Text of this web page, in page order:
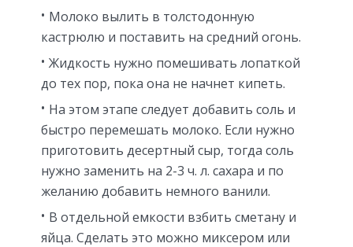
Молоко вылить в толстодонную
кастрюлю и поставить на средний огонь.
Жидкость нужно помешивать лопаткой
до тех пор, пока она не начнет кипеть.
На этом этапе следует добавить соль и
быстро перемешать молоко. Если нужно
приготовить десертный сыр, тогда соль
нужно заменить на 2-3 ч. л. сахара и по
желанию добавить немного ванили.
В отдельной емкости взбить сметану и
яйца. Сделать это можно миксером или